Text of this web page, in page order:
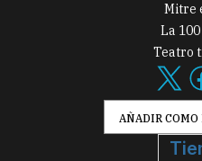
Mitre
La
Teatro
AÑADIR